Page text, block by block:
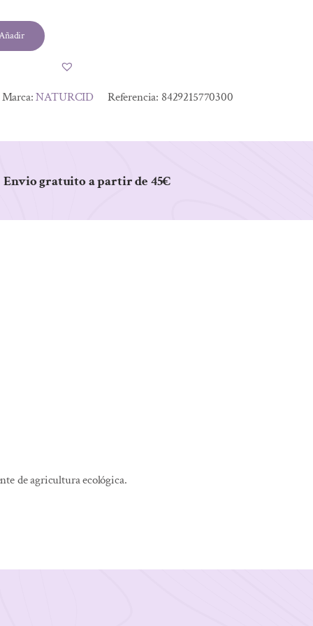
Marca:NATURCID Referencia: 8429215770300
Envio gratuito a partir de 45€
de agricultura ecológica.